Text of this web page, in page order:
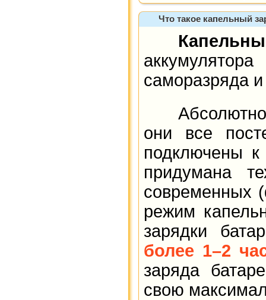
Что такое капельный
саморазряда
Абсолютно
они все
подключены
придумана
современных
режим
зарядки
более 1–2
заряда
свою